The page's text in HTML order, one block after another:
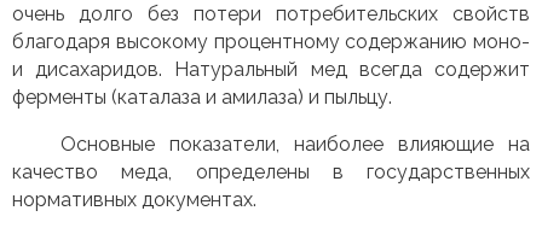
очень долго без потери потребительских свойств
благодаря высокому процентному содержанию моно-
и дисахаридов. Натуральный мед всегда содержит
ферменты (каталаза и амилаза) и пыльцу.
Основные показатели, наиболее влияющие на
качество меда, определены в государственных
нормативных документах.